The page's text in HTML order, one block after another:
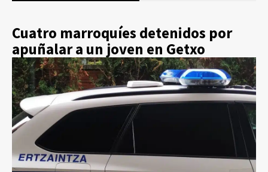
Cuatro marroquíes detenidos por
apuñalar a un joven en Getxo